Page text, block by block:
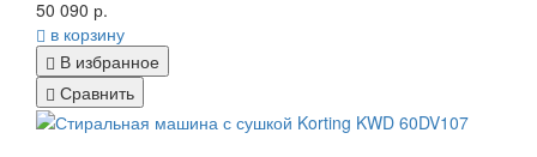
50 090 р.
в корзину
В избранное
Сравнить